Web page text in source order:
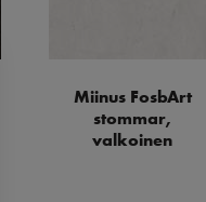
Miinus FosbArt
stommar,
valkoinen